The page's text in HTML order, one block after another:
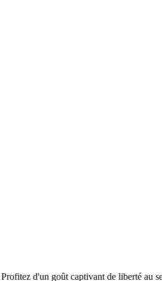
d'un goût captivant de liberté au